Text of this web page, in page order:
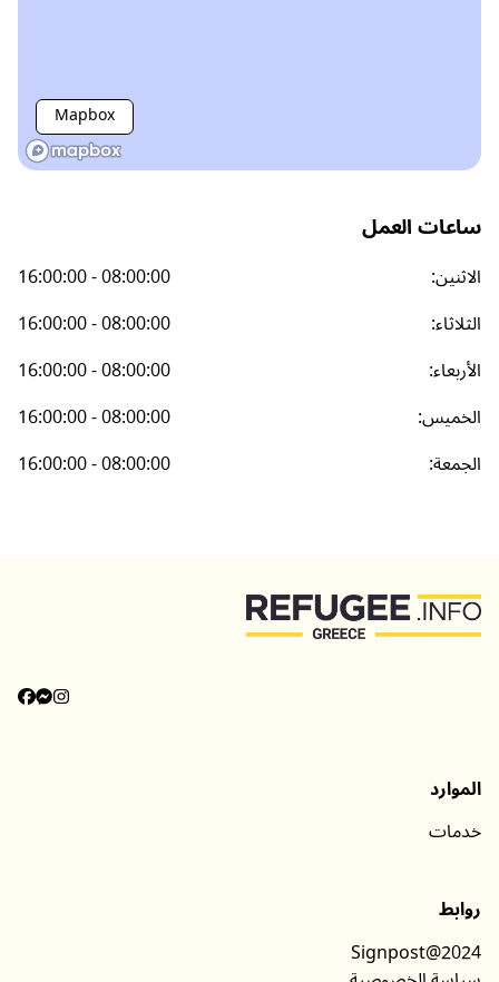
Mapbox
ساعات العمل
الاثنين:
16:00:00 - 08:00:00
الثلاثاء:
16:00:00 - 08:00:00
الأربعاء:
16:00:00 - 08:00:00
الخميس:
16:00:00 - 08:00:00
الجمعة:
16:00:00 - 08:00:00
الموارد
خدمات
روابط
Signpost@2024